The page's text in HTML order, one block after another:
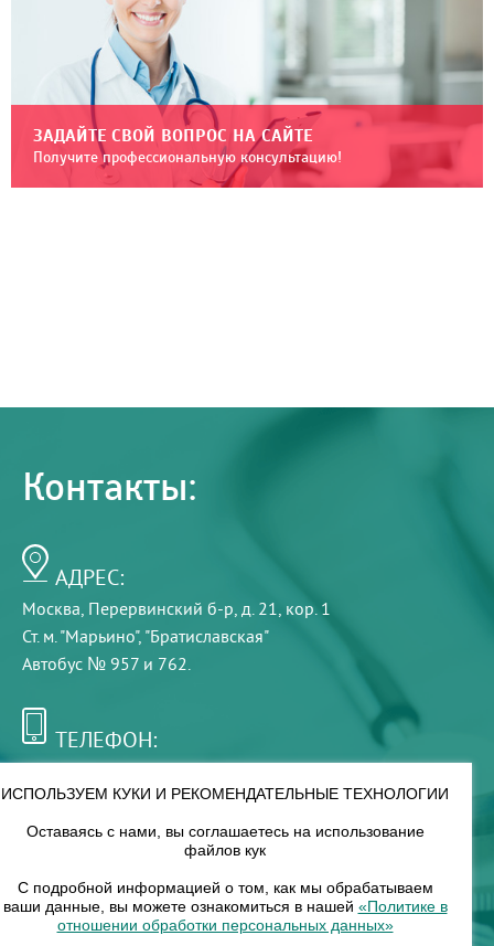
ЗАДАЙТЕ СВОЙ ВОПРОС НА САЙТЕ
Получите профессиональную консультацию!
Контакты:
АДРЕС:
Москва, Перервинский б-р, д. 21, кор. 1
Ст. м. "Марьино", "Братиславская"
Автобус № 957 и 762.
ТЕЛЕФОН:
РЕЖИМ РАБОТЫ:
8 — 18
ИСПОЛЬЗУЕМ КУКИ И РЕКОМЕНДАТЕЛЬНЫЕ ТЕХНОЛОГИИ
Оставаясь с нами, вы соглашаетесь на использование
файлов кук
С подробной информацией о том, как мы обрабатываем
ваши данные, вы можете ознакомиться в нашей «Политике в
отношении обработки персональных данных»